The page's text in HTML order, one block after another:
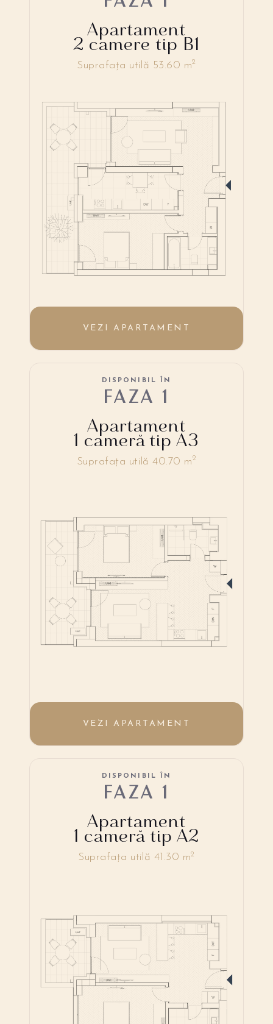
Apartament
2 camere tip B1
Suprafața utilă 53.60 m2
VEZI APARTAMENT
Apartament
1 cameră tip A3
DISPONIBIL ÎN
FAZA 1
Suprafața utilă 40.70 m2
VEZI APARTAMENT
Apartament
1 cameră tip A2
DISPONIBIL ÎN
FAZA 1
Suprafața utilă 41.30 m2